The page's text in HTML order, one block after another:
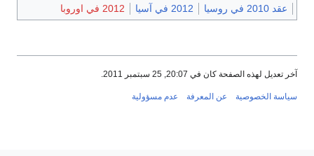
عقد 2010 في روسيا
2012 في آسيا 2012 في اوروبا
آخر تعديل لهذه الصفحة كان في 20:07, 25 سبتمبر 2011.
سياسة الخصوصية عن المعرفة عدم مسؤولية